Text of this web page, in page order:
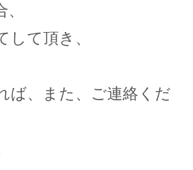
して頂き、
ば、また、ご連絡くだ